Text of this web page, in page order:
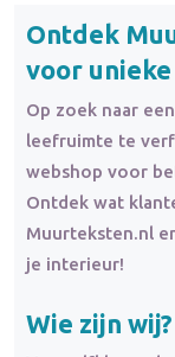
Ontdek
voor
Op zoek naar
leefruimte te
webshop voor
Ontdek wat
Muurteksten.nl
je interieur!
Wie zijn